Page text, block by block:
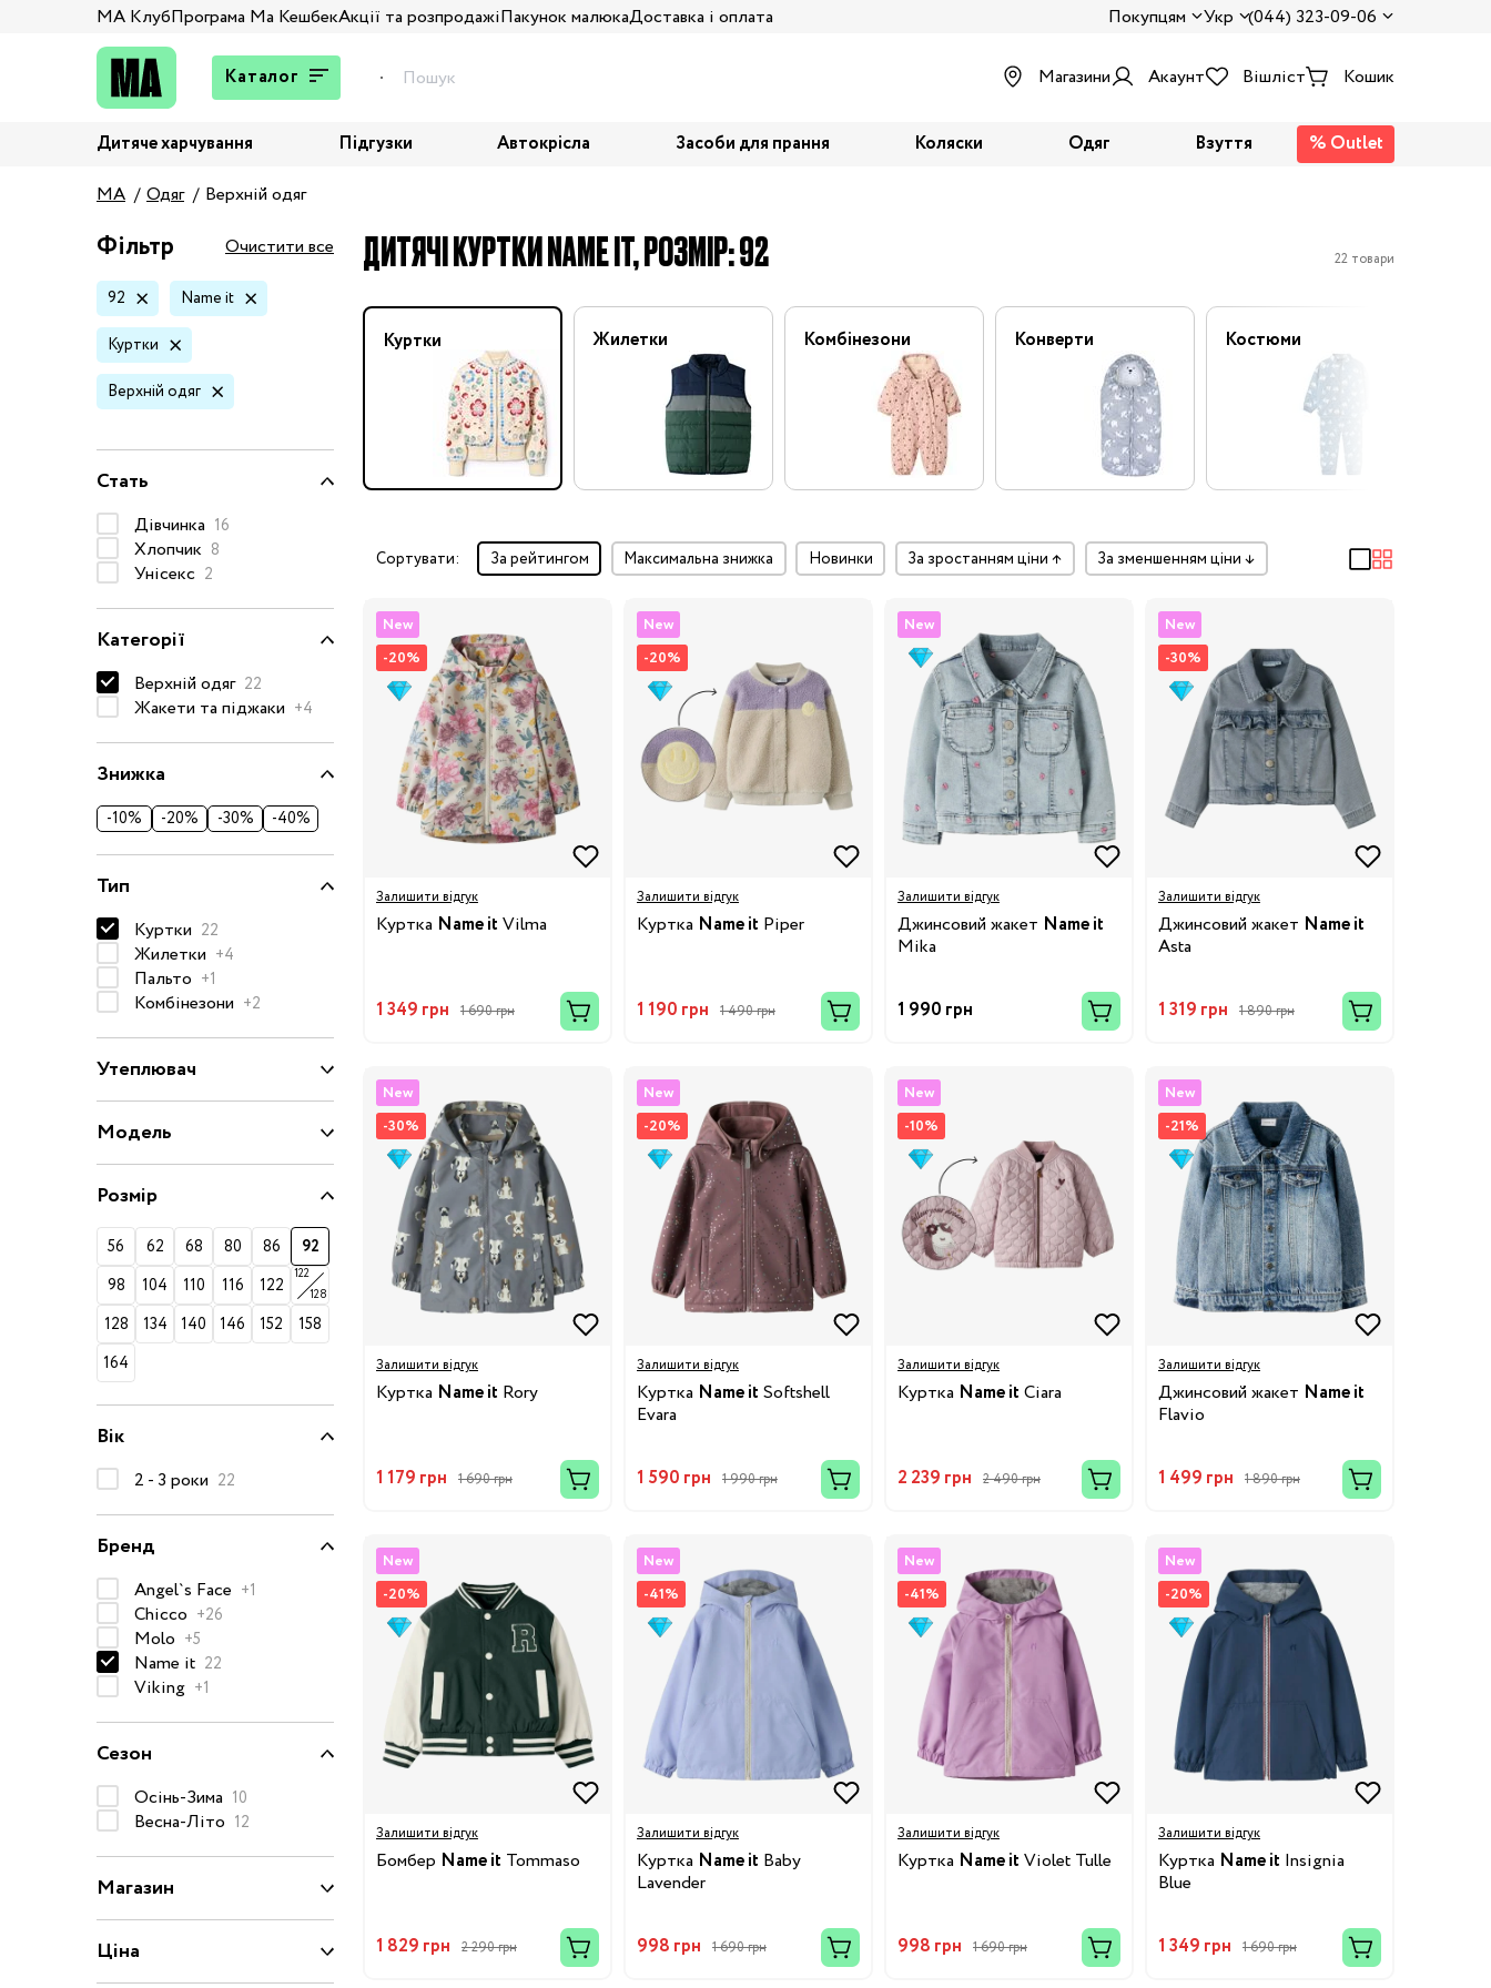
МА КлубПрограма Ма КешбекАкції та розпродажіПакунок малюкаДоставка і оплата Покупцям Укр (044) 323-09-06
Каталог
Одяг
Штани та джинси
Верхній одяг
Жакети та піджаки
Кардигани та світшоти
Колготи та шкарпетки
Комбінезони,
комплекти, боді
Спідня білизна
Сукні та спідниці
Рушники та накидки
Реглани, поло та
Рюкзаки та сумки
Футболки та майки
Шапки, шарфи,
рукавички
74-86 см
92-104 см
110-128 см
134-146 см
152-176 см
Бренди:
Босоніжки
Черевики та
напівчеревики
Кеди
Пінетки
Чоботи
Капці
Взуття за розміром
17
19
23
26 27 28
28.5
32.5
33 33.5 34
34.5
35
36
39
40
Магазини Акаунт Вішліст Кошик
Дитяче харчування Підгузки Автокрісла Засоби для прання Коляски Одяг Взуття
% Outlet
MA
Одяг Верхній одяг
Фільтр Очистити все
92 Name it
Куртки
Верхній одяг
Стать
Дівчинка 16
Хлопчик 8
Унісекс 2
Категорії
Верхній одяг 22
Жакети та піджаки +4
Знижка
-10% -20% -30% -40%
Тип
Куртки 22
Жилетки +4
Пальто +1
Комбінезони +2
Утеплювач
Модель
Розмір
56 62 68 80 86
92
98
104 110 116 122
122
128
128 134 140 146 152
158
164
Вік
2 - 3 роки 22
Бренд
Angel`s Face +1
Chicco +26
Molo +5
Name it 22
Viking +1
Сезон
Осінь-Зима 10
Весна-Літо 12
Магазин
Ціна
ДИТЯЧІ КУРТКИ NAME IT, РОЗМІР: 92 22 товари
Куртки Жилетки Комбінезони Конверти Костюми
Сортувати: за рейтингом максимальна знижка Новинки за зростанням ціни ↑ за зменшенням ціни ↓
New
-20%
Залишити відгук
Куртка Name it Vilma
1 349 грн 1 690 грн
New
-20%
Залишити відгук
Куртка Name it Piper
1 190 грн 1 490 грн
New
Залишити відгук
Джинсовий жакет Name it
Mika
1 990 грн
New
-30%
Залишити відгук
Джинсовий жакет Name it
Asta
1 319 грн 1 890 грн
New
-30%
Залишити відгук
Куртка Name it Rory
1 179 грн 1 690 грн
New
-20%
Залишити відгук
Куртка Name it Softshell
Evara
1 590 грн 1 990 грн
New
-10%
Залишити відгук
Куртка Name it Ciara
2 239 грн 2 490 грн
New
-21%
Залишити відгук
Джинсовий жакет Name it
Flavio
1 499 грн 1 890 грн
New
-20%
Залишити відгук
Бомбер Name it Tommaso
1 829 грн 2 290 грн
New
-41%
Залишити відгук
Куртка Name it Baby
Lavender
998 грн 1 690 грн
New
-41%
Залишити відгук
Куртка Name it Violet Tulle
998 грн 1 690 грн
New
-20%
Залишити відгук
Куртка Name it Insignia
Blue
1 349 грн 1 690 грн